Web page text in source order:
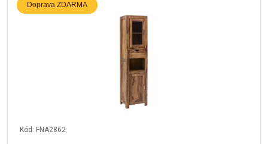
Doprava ZDARMA
Kód: FNA2862